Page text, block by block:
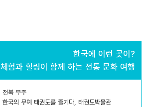
한국에 이런 곳이?
체험과 힐링이 함께 하는 전통 문화 여행
전북 무주
한국의 무예 태권도를 즐기다, 태권도박물관